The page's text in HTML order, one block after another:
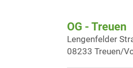
OG - Treuen
Lengenfelder
08233 Treuen/